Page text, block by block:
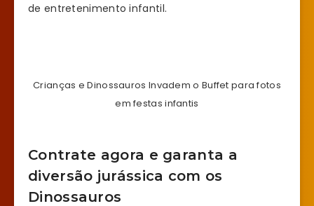
de entretenimento infantil.
Crianças e Dinossauros Invadem o Buffet para fotos
em festas infantis
Contrate agora e garanta a
diversão jurássica com os
Dinossauros